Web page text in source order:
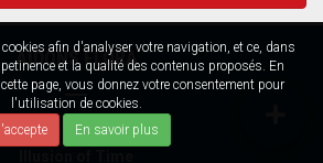
afin d'analyser votre navigation, et ce, dans
et la qualité des contenus proposés. En
page, vous donnez votre consentement pour
l'utilisation de cookies.
En savoir plus
AIDONS FLORA
La soluce de